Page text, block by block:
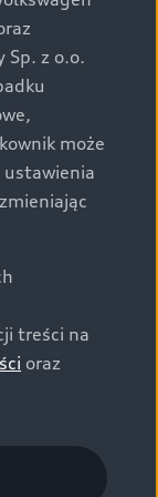
i
sprzedaży, a
informacje
ich
Marki
marki Audi
pod
wymagania
z
wydanymi wg
sieci
Sp. z o.o.
może
treści na
oraz